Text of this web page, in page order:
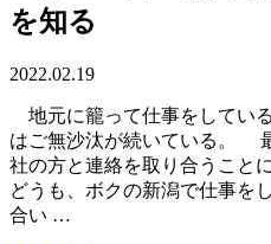
を知る
2022.02.19
地元に籠って仕事をしてい
はご無沙汰が続いている。
社の方と連絡を取り合うこと
どうも、ボクの新潟で仕事を
合い …